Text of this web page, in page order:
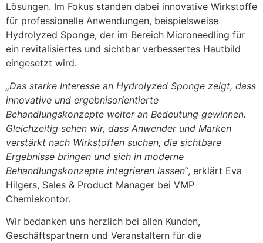
Lösungen. Im Fokus standen dabei innovative Wirkstoffe
für professionelle Anwendungen, beispielsweise
Hydrolyzed Sponge, der im Bereich Microneedling für
ein revitalisiertes und sichtbar verbessertes Hautbild
eingesetzt wird.
„Das starke Interesse an Hydrolyzed Sponge zeigt, dass
innovative und ergebnisorientierte
Behandlungskonzepte weiter an Bedeutung gewinnen.
Gleichzeitig sehen wir, dass Anwender und Marken
verstärkt nach Wirkstoffen suchen, die sichtbare
Ergebnisse bringen und sich in moderne
Behandlungskonzepte integrieren lassen“, erklärt Eva
Hilgers, Sales & Product Manager bei VMP
Chemiekontor.
Wir bedanken uns herzlich bei allen Kunden,
Geschäftspartnern und Veranstaltern für die